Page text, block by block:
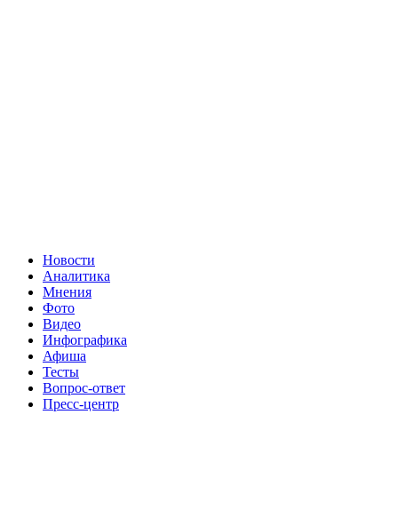
Новости
Аналитика
Мнения
Фото
Видео
Инфографика
Афиша
Тесты
Вопрос-ответ
Пресс-центр